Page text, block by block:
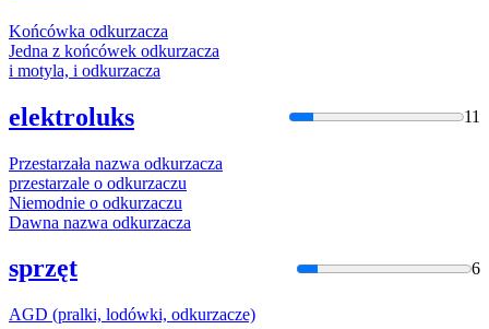
Końcówka odkurzacza
Jedna z końcówek odkurzacza
i motyla, i odkurzacza
elektroluks 11
Przestarzała nazwa odkurzacza
przestarzale o odkurzaczu
Niemodnie o odkurzaczu
Dawna nazwa odkurzacza
sprzęt 6
AGD (pralki, lodówki, odkurzacze)